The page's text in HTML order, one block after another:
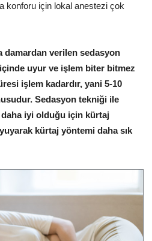
konforu için lokal anestezi çok
damardan verilen sedasyon
uyur ve işlem biter bitmez
işlem kadardır, yani 5-10
Sedasyon tekniği ile
iyi olduğu için kürtaj
kürtaj yöntemi daha sık